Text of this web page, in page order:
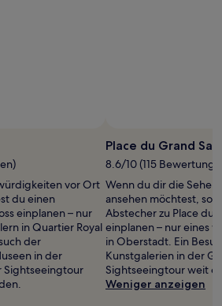
Foto
von
Vistbelgium.com/JP
Remy
vor Ort
du einen
einplanen – nur
in Quartier Royal
der
in der
Sightseeingtour
Place du Grand
8.6/10 (115
Wenn du dir die
ansehen möchtest,
Abstecher zu Place du
einplanen – nur eines
in Oberstadt. Ein
Kunstgalerien in der
Sightseeingtour weit
Weniger anzeigen